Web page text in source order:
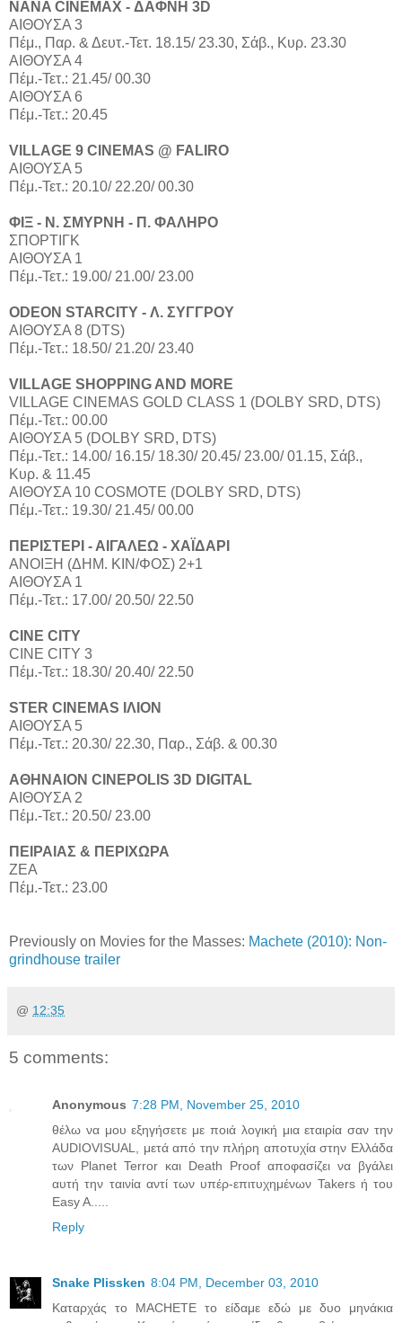
NANA CINEMAX - ΔΑΦΝΗ 3D
ΑΙΘΟΥΣΑ 3
Πέμ., Παρ. & Δευτ.-Τετ. 18.15/ 23.30, Σάβ., Κυρ. 23.30
ΑΙΘΟΥΣΑ 4
Πέμ.-Τετ.: 21.45/ 00.30
ΑΙΘΟΥΣΑ 6
Πέμ.-Τετ.: 20.45
VILLAGE 9 CINEMAS @ FALIRO
ΑΙΘΟΥΣΑ 5
Πέμ.-Τετ.: 20.10/ 22.20/ 00.30
ΦΙΞ - Ν. ΣΜΥΡΝΗ - Π. ΦΑΛΗΡΟ
ΣΠΟΡΤΙΓΚ
ΑΙΘΟΥΣΑ 1
Πέμ.-Τετ.: 19.00/ 21.00/ 23.00
ODEON STARCITY - Λ. ΣΥΓΓΡΟΥ
ΑΙΘΟΥΣΑ 8 (DTS)
Πέμ.-Τετ.: 18.50/ 21.20/ 23.40
VILLAGE SHOPPING AND MORE
VILLAGE CINEMAS GOLD CLASS 1 (DOLBY SRD, DTS)
Πέμ.-Τετ.: 00.00
ΑΙΘΟΥΣΑ 5 (DOLBY SRD, DTS)
Πέμ.-Τετ.: 14.00/ 16.15/ 18.30/ 20.45/ 23.00/ 01.15, Σάβ.,
Κυρ. & 11.45
ΑΙΘΟΥΣΑ 10 COSMOTE (DOLBY SRD, DTS)
Πέμ.-Τετ.: 19.30/ 21.45/ 00.00
ΠΕΡΙΣΤΕΡΙ - ΑΙΓΑΛΕΩ - ΧΑΪΔΑΡΙ
ΑΝΟΙΞΗ (ΔΗΜ. ΚΙΝ/ΦΟΣ) 2+1
ΑΙΘΟΥΣΑ 1
Πέμ.-Τετ.: 17.00/ 20.50/ 22.50
CINE CITY
CINE CITY 3
Πέμ.-Τετ.: 18.30/ 20.40/ 22.50
STER CINEMAS ΙΛΙΟΝ
ΑΙΘΟΥΣΑ 5
Πέμ.-Τετ.: 20.30/ 22.30, Παρ., Σάβ. & 00.30
ΑΘΗΝΑΙΟΝ CINEPOLIS 3D DIGITAL
ΑΙΘΟΥΣΑ 2
Πέμ.-Τετ.: 20.50/ 23.00
ΠΕΙΡΑΙΑΣ & ΠΕΡΙΧΩΡΑ
ΖΕΑ
Πέμ.-Τετ.: 23.00
Previously on Movies for the Masses: Machete (2010): Non-
grindhouse trailer
@ 12:35
5 comments:
Anonymous 7:28 PM, November 25, 2010
θέλω να μου εξηγήσετε με ποιά λογική μια εταιρία σαν την
AUDIOVISUAL, μετά από την πλήρη αποτυχία στην Ελλάδα
των Planet Terror και Death Proof αποφασίζει να βγάλει
αυτή την ταινία αντί των υπέρ-επιτυχημένων Takers ή του
Easy A.....
Reply
Snake Plissken 8:04 PM, December 03, 2010
Kαταρχάς το MACHETE το είδαμε εδώ με δυο μηνάκια